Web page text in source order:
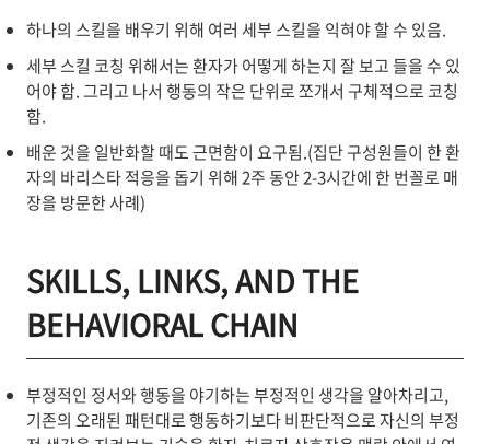
하나의 스킬을 배우기 위해 여러 세부 스킬을 익혀야 할 수 있음.
세부 스킬 코칭 위해서는 환자가 어떻게 하는지 잘 보고 들을 수 있
어야 함. 그리고 나서 행동의 작은 단위로 쪼개서 구체적으로 코칭
함.
배운 것을 일반화할 때도 근면함이 요구됨.(집단 구성원들이 한 환
자의 바리스타 적응을 돕기 위해 2주 동안 2-3시간에 한 번꼴로 매
장을 방문한 사례)
SKILLS, LINKS, AND THE
BEHAVIORAL CHAIN
부정적인 정서와 행동을 야기하는 부정적인 생각을 알아차리고,
기존의 오래된 패턴대로 행동하기보다 비판단적으로 자신의 부정